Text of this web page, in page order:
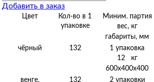
Добавить в заказ
Цвет
Кол-во в 1
упаковке
Миним. партия
вес, кг
габариты, мм
чёрный 132
1 упаковка
12 кг
600х400х400
венге,
132
2 упаковки